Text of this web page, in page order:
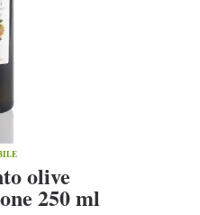
olive
250 ml